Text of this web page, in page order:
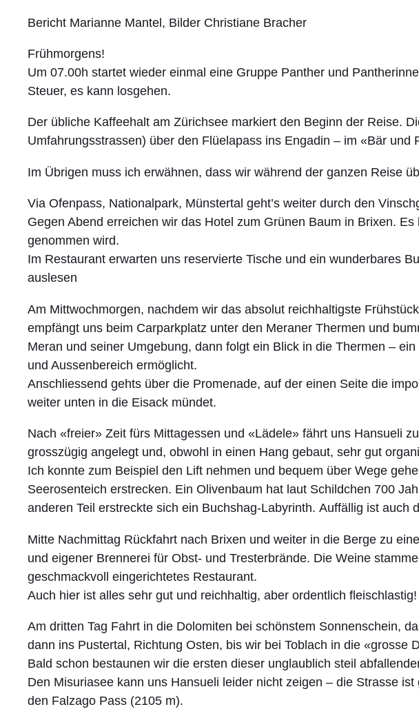
Bericht Marianne Mantel, Bilder Christiane Bracher
Frühmorgens!
Um 07.00h startet wieder einmal eine Gruppe Panther und
Steuer, es kann losgehen.
Der übliche Kaffeehalt am Zürichsee markiert den Beginn der Reise.
Umfahrungsstrassen) über den Flüelapass ins Engadin – im «Bär und
Im Übrigen muss ich erwähnen, dass wir während der ganzen Reise
Via Ofenpass, Nationalpark, Münstertal geht’s weiter durch den
Gegen Abend erreichen wir das Hotel zum Grünen Baum in Brixen.
genommen wird.
Im Restaurant erwarten uns reservierte Tische und ein wunderbares
auslesen
Am Mittwochmorgen, nachdem wir das absolut reichhaltigste
empfängt uns beim Carparkplatz unter den Meraner Thermen und
Meran und seiner Umgebung, dann folgt ein Blick in die Thermen –
und Aussenbereich ermöglicht.
Anschliessend gehts über die Promenade, auf der einen Seite die
weiter unten in die Eisack mündet.
Nach «freier» Zeit fürs Mittagessen und «Lädele» fährt uns Hansueli
grosszügig angelegt und, obwohl in einen Hang gebaut, sehr gut
Ich konnte zum Beispiel den Lift nehmen und bequem über Wege
Seerosenteich erstrecken. Ein Olivenbaum hat laut Schildchen 700
anderen Teil erstreckte sich ein Buchshag-Labyrinth. Auffällig ist auch
Mitte Nachmittag Rückfahrt nach Brixen und weiter in die Berge zu
und eigener Brennerei für Obst- und Tresterbrände. Die Weine
geschmackvoll eingerichtetes Restaurant.
Auch hier ist alles sehr gut und reichhaltig, aber ordentlich fleischlastig!
Am dritten Tag Fahrt in die Dolomiten bei schönstem Sonnenschein,
dann ins Pustertal, Richtung Osten, bis wir bei Toblach in die «grosse
Bald schon bestaunen wir die ersten dieser unglaublich steil
Den Misuriasee kann uns Hansueli leider nicht zeigen – die Strasse
den Falzago Pass (2105 m).